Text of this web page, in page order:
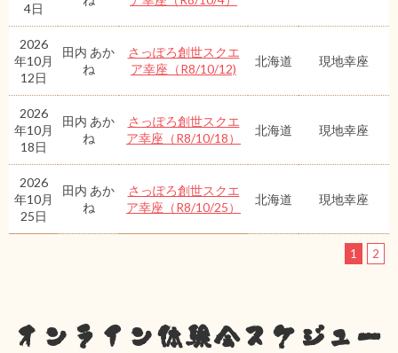
4日
2026
年10月
12日
田内 あか
ね
さっぽろ創世スクエ
ア幸座（R8/10/12)
北海道 現地幸座
2026
年10月
18日
田内 あか
ね
さっぽろ創世スクエ
ア幸座（R8/10/18）
北海道 現地幸座
2026
年10月
25日
田内 あか
ね
さっぽろ創世スクエ
ア幸座（R8/10/25）
北海道 現地幸座
1 2
オンライン体験会スケジュー